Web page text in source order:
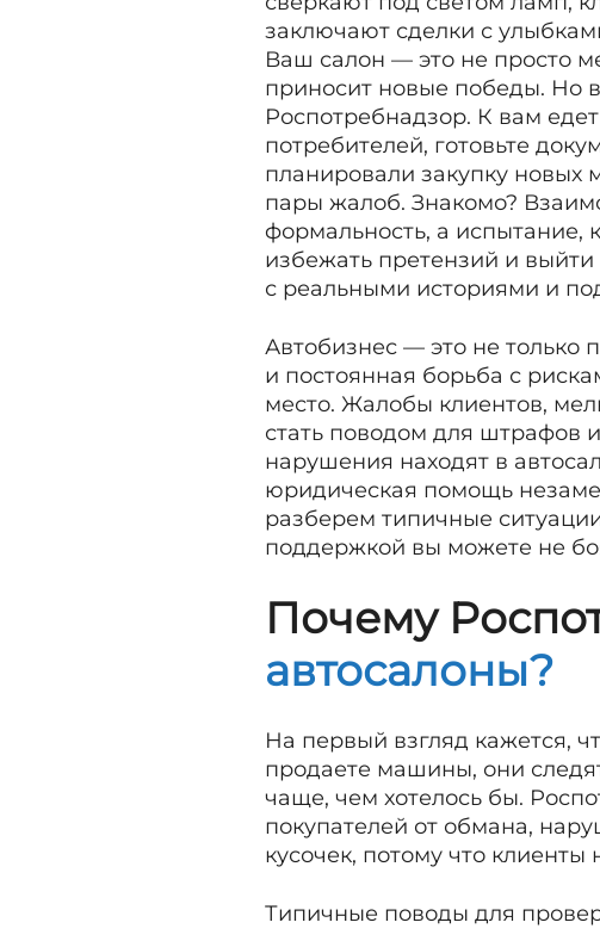
заключают сделки с
Ваш салон — это не просто
приносит новые победы. Но
Роспотребнадзор. К вам
потребителей, готовьте
планировали закупку новых
пары жалоб. Знакомо?
формальность, а испытание,
избежать претензий и
с реальными историями и
Автобизнес — это не
и постоянная борьба с
место. Жалобы клиентов,
стать поводом для штрафов
нарушения находят в
юридическая помощь
разберем типичные
поддержкой вы можете не
Почему
автосалоны?
На первый взгляд кажется,
продаете машины, они
чаще, чем хотелось бы.
покупателей от обмана,
кусочек, потому что
Типичные поводы для